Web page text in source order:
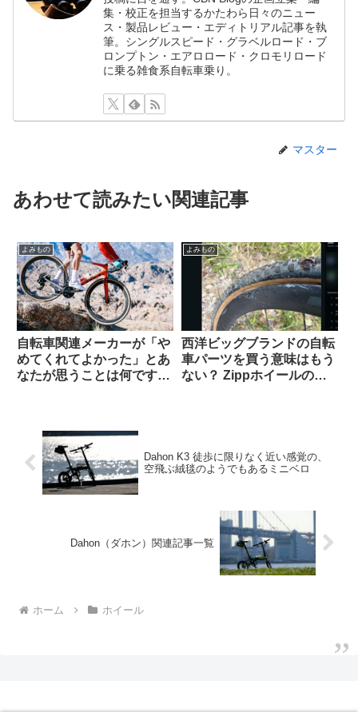
集・校正を担当するかたわら日々のニュー
ス・製品レビュー・エディトリアル記事を執
筆。シングルスピード・グラベルロード・ブ
ロンプトン・エアロロード・クロモリロード
に乗る雑食系自転車乗り。
マスター
あわせて読みたい関連記事
よみもの
自転車関連メーカーが「や
めてくれてよかった」とあ
なたが思うことは何ですか
よみもの
西洋ビッグブランドの自転
車パーツを買う意味はもう
ない？ Zippホイールの生
Dahon K3 徒歩に限りなく近い感覚の、
空飛ぶ絨毯のようでもあるミニベロ
Dahon（ダホン）関連記事一覧
ホーム ホイール